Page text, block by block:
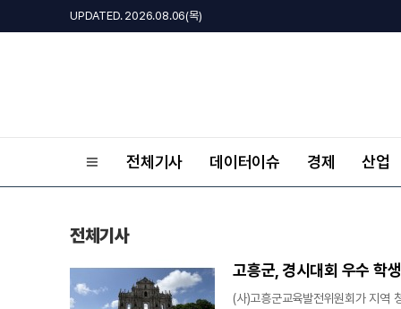
UPDATED. 2026.08.06(목)
전체기사 데이터이슈 경제 산업
전체기사
고흥군, 경시대회 우수 학
(사)고흥군교육발전위원회가 지역